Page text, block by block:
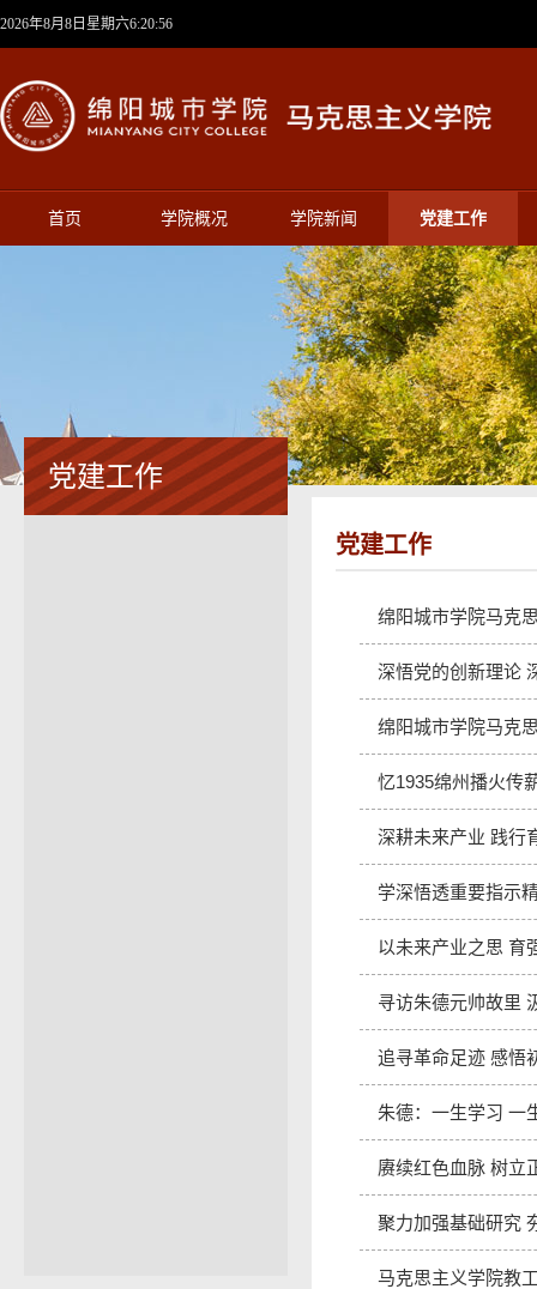
2026年8月8日星期六6:20:56
首页 学院概况 学院新闻 党建工作
党建工作
党建工作
绵阳城市学院马克
深悟党的创新理论
绵阳城市学院马克
忆1935绵州播火传
深耕未来产业 践
学深悟透重要指示
以未来产业之思
寻访朱德元帅故里
追寻革命足迹 感悟
朱德：一生学习
赓续红色血脉 树
聚力加强基础研究
马克思主义学院教